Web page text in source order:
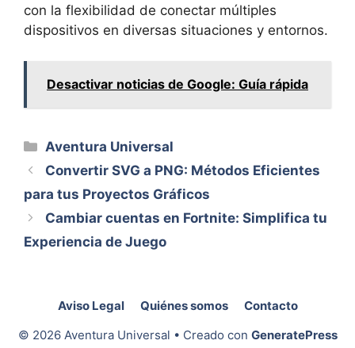
con la flexibilidad de conectar múltiples
dispositivos en diversas situaciones y entornos.
Desactivar noticias de Google: Guía rápida
Categorías
Aventura Universal
Convertir SVG a PNG: Métodos Eficientes
para tus Proyectos Gráficos
Cambiar cuentas en Fortnite: Simplifica tu
Experiencia de Juego
Aviso Legal Quiénes somos
Contacto
© 2026 Aventura Universal • Creado con GeneratePress